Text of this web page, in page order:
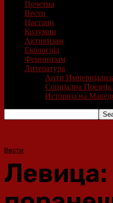
Почетна
Вести
Настани
Колумни
Активизам
Екологија
Феминизам
Литература
Анти
Социјална
Историја на
Вести
Левица: